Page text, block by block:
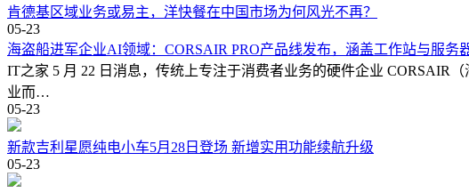
肯德基区域业务或易主，洋快餐在中国市场为何风光不再？
05-23
海盗船进军企业AI领域：CORSAIR PRO产品线发布，涵盖工作站与服务
IT之家 5 月 22 日消息，传统上专注于消费者业务的硬件企业 CORSAIR
业而…
05-23
新款吉利星愿纯电小车5月28日登场 新增实用功能续航升级
05-23